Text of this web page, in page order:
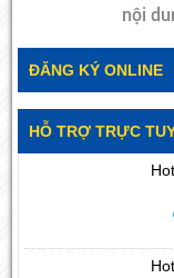
nội
ĐĂNG KÝ ONLINE
HỖ TRỢ TRỰC